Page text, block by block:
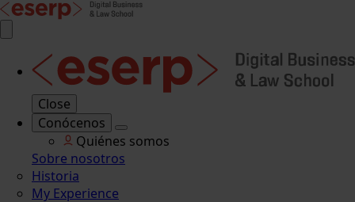
Close
Conócenos
Quiénes somos
Sobre nosotros
Historia
My Experience